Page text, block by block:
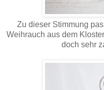
Zu dieser Stimmung
Weihrauch aus dem
doch sehr